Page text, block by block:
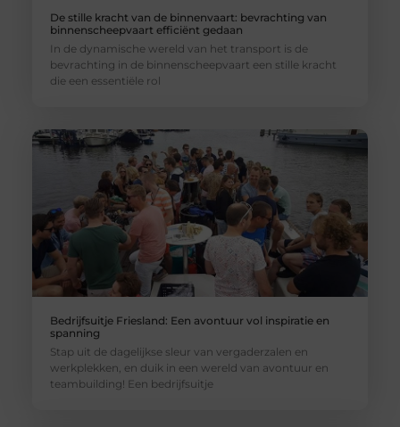
De stille kracht van de binnenvaart: bevrachting van
binnenscheepvaart efficiënt gedaan
In de dynamische wereld van het transport is de
bevrachting in de binnenscheepvaart een stille kracht
die een essentiële rol
Bedrijfsuitje Friesland: Een avontuur vol inspiratie en
spanning
Stap uit de dagelijkse sleur van vergaderzalen en
werkplekken, en duik in een wereld van avontuur en
teambuilding! Een bedrijfsuitje